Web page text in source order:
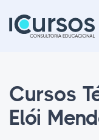
Cursos
Elói